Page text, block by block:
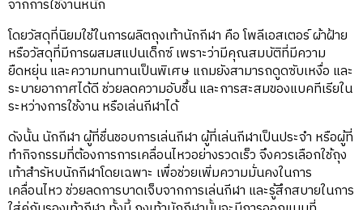
จากการใช้งานหนัก
โดยวัสดุที่นิยมใช้ในการผลิตถุงเท้านักกีฬา คือ โพลีเอสเตอร์ ผ้าฝ้าย
หรือวัสดุที่มีการผสมสแปนเด็กซ์ เพราะว่ามีคุณสมบัติที่มีความ
ยืดหยุ่น และความทนทานเป็นพิเศษ แถมยังสามารถดูดซับเหงื่อ และ
ระบายอากาศได้ดี ช่วยลดความอับชื้น และการสะสมของแบคทีเรียใน
ระหว่างการใช้งาน หรือเล่นกีฬาได้
ดังนั้น นักกีฬา ผู้ที่ชื่นชอบการเล่นกีฬา ผู้ที่เล่นกีฬาเป็นประจำ หรือผู้ที่
ทำกิจกรรมที่ต้องการการเคลื่อนไหวอย่างรวดเร็ว จึงควรเลือกใช้ถุง
เท้าสำรัหบนักกีฬาโดยเฉพาะ เพื่อช่วยเพิ่มความมั่นคงในการ
เคลื่อนไหว ช่วยลดการบาดเจ็บจากการเล่นกีฬา และรู้สึกสบายในการ